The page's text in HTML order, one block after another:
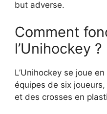
but adverse.
Comment
l’Unihockey ?
L’Unihockey se joue
équipes de six
et des crosses en